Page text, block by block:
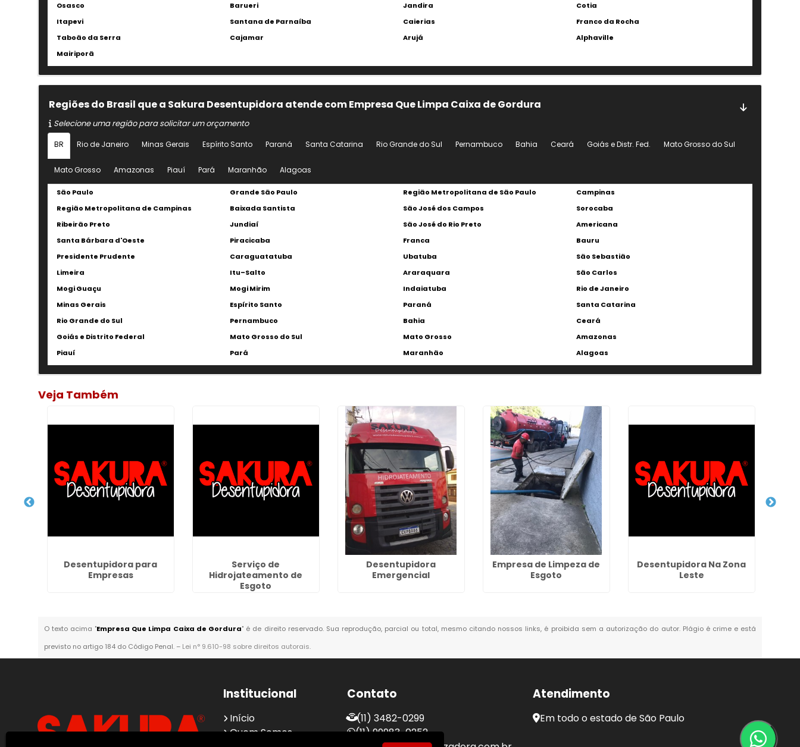
Osasco
Barueri Jandira
Cotia
Itapevi
Santana de Parnaíba Caierias
Franco da Rocha
Taboão da Serra
Cajamar Arujá
Alphaville
Mairiporã
Regiões do Brasil que a Sakura Desentupidora atende com Empresa Que Limpa Caixa de Gordura
Selecione uma região para solicitar um orçamento
BR Rio de Janeiro Minas Gerais Espírito Santo Paraná Santa Catarina Rio Grande do Sul Pernambuco Bahia Ceará Goiás e Distr. Fed. Mato Grosso do Sul
Mato Grosso Amazonas Piauí Pará Maranhão Alagoas
São Paulo Grande São Paulo Região Metropolitana de São Paulo
Campinas
Região Metropolitana de Campinas
Baixada Santista São José dos Campos
Sorocaba
Ribeirão Preto
Jundiaí São José do Rio Preto
Americana
Santa Bárbara d'Oeste
Piracicaba Franca
Bauru
Presidente Prudente
Caraguatatuba Ubatuba
São Sebastião
Limeira
Itu–Salto Araraquara
São Carlos
Mogi Guaçu
Mogi Mirim Indaiatuba
Rio de Janeiro
Minas Gerais
Espírito Santo Paraná
Santa Catarina
Rio Grande do Sul
Pernambuco Bahia
Ceará
Goiás e Distrito Federal
Mato Grosso do Sul Mato Grosso
Amazonas
Piauí
Pará Maranhão Alagoas
Veja Também
Desentupidora para
Empresas
Serviço de
Hidrojateamento de
Esgoto
Desentupidora
Emergencial
Empresa de Limpeza de
Esgoto
Desentupidora Na Zona
Leste
O texto acima "Empresa Que Limpa Caixa de Gordura" é de direito reservado. Sua reprodução, parcial ou total, mesmo citando nossos links, é proibida sem a autorização do autor. Plágio é crime e está
previsto no artigo 184 do Código Penal. – Lei n° 9.610-98 sobre direitos autorais.
Institucional
Início
Quem Somos
Contato
(11) 3482-0299
(11) 99983-0252
Atendimento
Em todo o estado de São Paulo